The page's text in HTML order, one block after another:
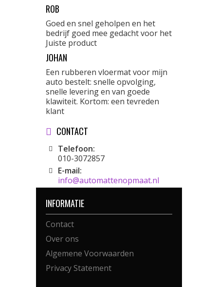
ROB
Goed en snel geholpen en het
bedrijf goed mee gedacht voor het
Juiste product
JOHAN
Een rubberen vloermat voor mijn
auto bestelt: snelle opvolging,
snelle levering en van goede
klawiteit. Kortom: een tevreden
klant
CONTACT
Telefoon:
010-3072857
E-mail:
info@automattenopmaat.nl
INFORMATIE
Contact
Over ons
Algemene Voorwaarden
Privacy Statement